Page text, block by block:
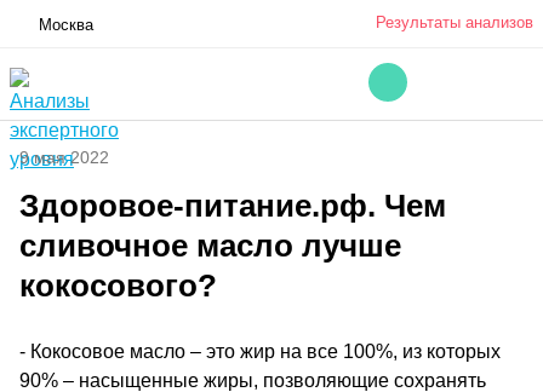
Москва Результаты анализов
9 мая 2022
Здоровое-питание.рф. Чем
сливочное масло лучше
кокосового?
- Кокосовое масло – это жир на все 100%, из которых
90% – насыщенные жиры, позволяющие сохранять